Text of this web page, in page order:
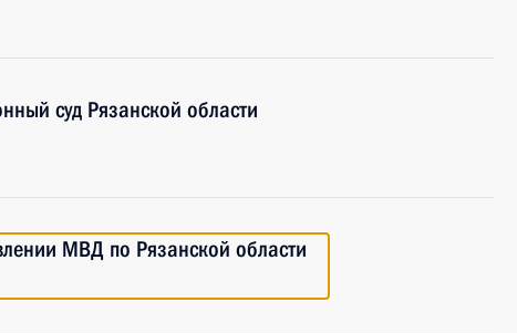
суд Рязанской области
МВД по Рязанской области